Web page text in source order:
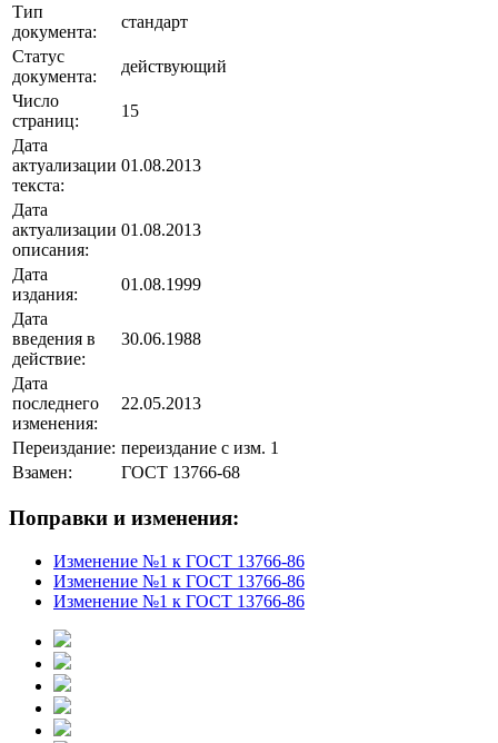
Тип
документа:
стандарт
Статус
документа:
действующий
Число
страниц:
15
Дата
актуализации
текста:
01.08.2013
Дата
актуализации
описания:
01.08.2013
Дата
издания:
01.08.1999
Дата
введения в
действие:
30.06.1988
Дата
последнего
изменения:
22.05.2013
Переиздание: переиздание с изм. 1
Взамен:
ГОСТ 13766-68
Поправки и изменения:
Изменение №1 к ГОСТ 13766-86
Изменение №1 к ГОСТ 13766-86
Изменение №1 к ГОСТ 13766-86